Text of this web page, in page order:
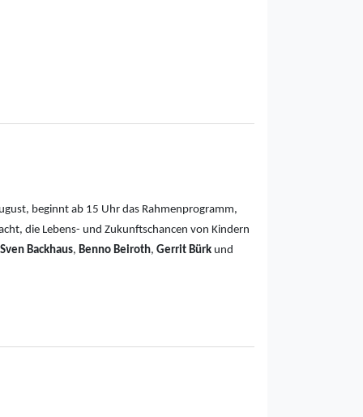
beginnt ab 15 Uhr das Rahmenprogramm,
die Lebens- und Zukunftschancen von Kindern
Sven Backhaus, Benno Beiroth, Gerrit Bürk und